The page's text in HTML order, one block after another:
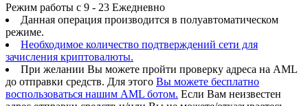
Режим работы с 9 - 23 Ежедневно
Данная операция производится в полуавтоматическом
режиме.
Необходимое количество подтверждений сети для
зачисления криптовалюты.
При желании Вы можете пройти проверку адреса на AML
до отправки средств. Для этого Вы можете бесплатно
воспользоваться нашим AML ботом. Если Вам неизвестен